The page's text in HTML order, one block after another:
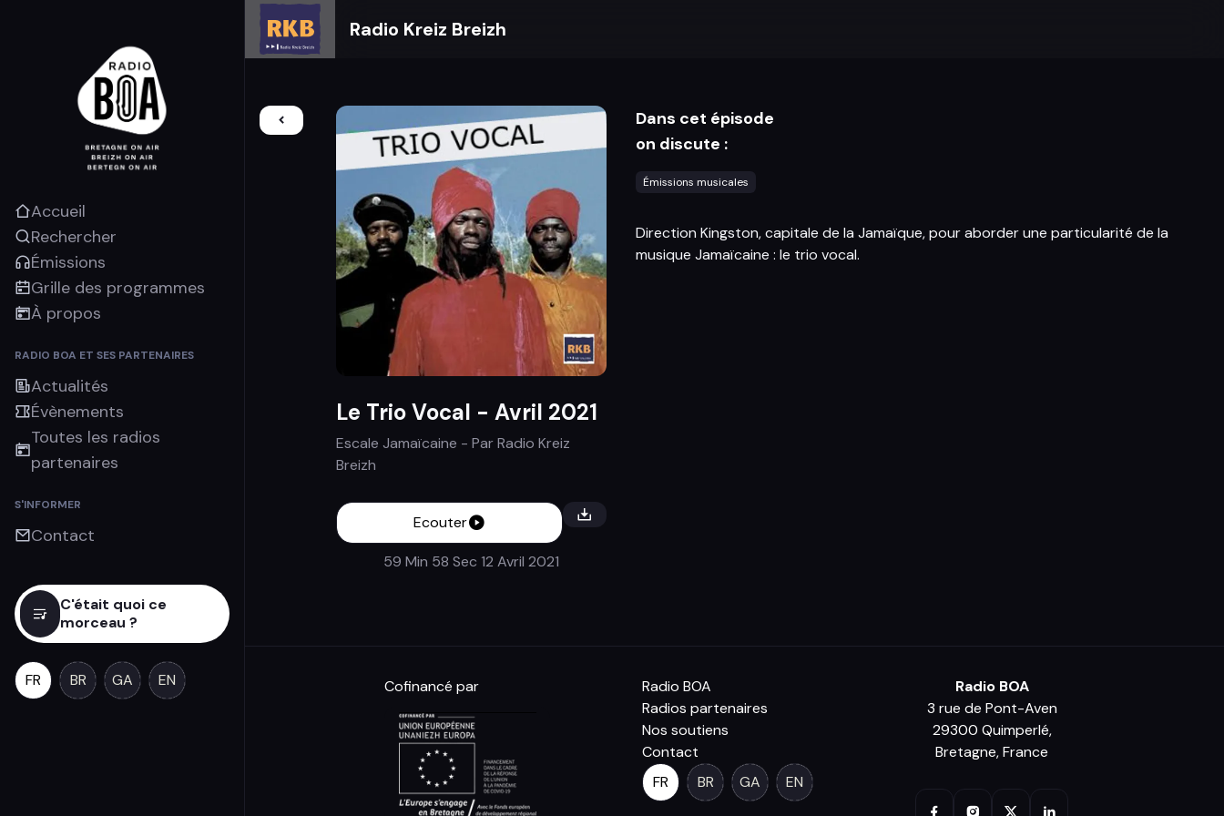
Accueil
Rechercher
Émissions
Grille des programmes
À propos
RADIO BOA ET SES PARTENAIRES
Actualités
Évènements
Toutes les radios
partenaires
S'INFORMER
Contact
C'était quoi ce
morceau ?
FR BR GA EN
Radio Kreiz Breizh
Le Trio Vocal - Avril 2021
Escale Jamaïcaine - ParRadio Kreiz
Breizh
Ecouter
59 Min 58 Sec 12 Avril 2021
Dans cet épisode
on discute :
Émissions musicales
Direction Kingston, capitale de la Jamaïque, pour aborder une particularité de la
musique Jamaïcaine : le trio vocal.
Cofinancé par
Radio BOA
Radios partenaires
Nos soutiens
Contact
FR
BR GA EN
Radio BOA
3 rue de Pont-Aven
29300 Quimperlé,
Bretagne, France